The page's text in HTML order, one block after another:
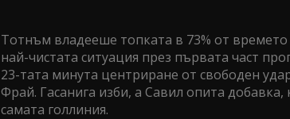
Тотнъм владееше топката в 73% от
най-чистата ситуация през първата част
23-тата минута центриране от свободен
Фрай. Гасанига изби, а Савил опита добавка,
самата голлиния.